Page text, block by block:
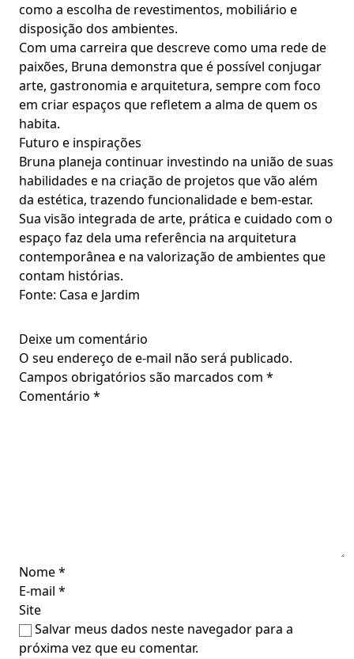
como a escolha de revestimentos, mobiliário e
disposição dos ambientes.
Com uma carreira que descreve como uma rede de
paixões, Bruna demonstra que é possível conjugar
arte, gastronomia e arquitetura, sempre com foco
em criar espaços que refletem a alma de quem os
habita.
Futuro e inspirações
Bruna planeja continuar investindo na união de suas
habilidades e na criação de projetos que vão além
da estética, trazendo funcionalidade e bem-estar.
Sua visão integrada de arte, prática e cuidado com o
espaço faz dela uma referência na arquitetura
contemporânea e na valorização de ambientes que
contam histórias.
Fonte: Casa e Jardim
Deixe um comentário
O seu endereço de e-mail não será publicado.
Campos obrigatórios são marcados com *
Comentário *
Nome*
E-mail *
Site
Salvar meus dados neste navegador para a
próxima vez que eu comentar.